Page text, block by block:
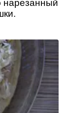
нарезанный